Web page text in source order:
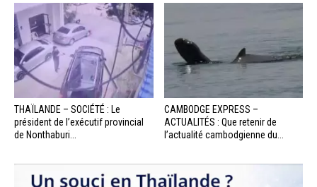
THAÏLANDE – SOCIÉTÉ : Le
président de l’exécutif provincial
de Nonthaburi...
CAMBODGE EXPRESS –
ACTUALITÉS : Que retenir de
l’actualité cambodgienne du...